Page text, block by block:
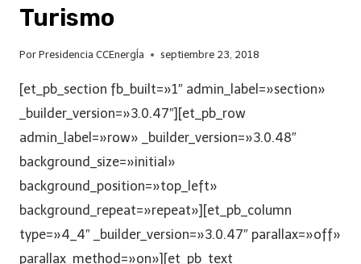
Turismo
Por Presidencia CCEnergÍa septiembre 23, 2018
[et_pb_section fb_built=»1″ admin_label=»section»
_builder_version=»3.0.47″][et_pb_row
admin_label=»row» _builder_version=»3.0.48″
background_size=»initial»
background_position=»top_left»
background_repeat=»repeat»][et_pb_column
type=»4_4″ _builder_version=»3.0.47″ parallax=»off»
parallax_method=»on»][et_pb_text